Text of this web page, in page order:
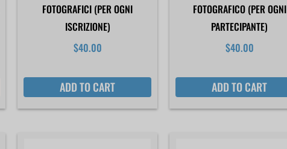
FOTOGRAFICI (PER OGNI
ISCRIZIONE)
$40.00
ADD TO CART
FOTOGRAFICO (PER OGNI
PARTECIPANTE)
$40.00
ADD TO CART